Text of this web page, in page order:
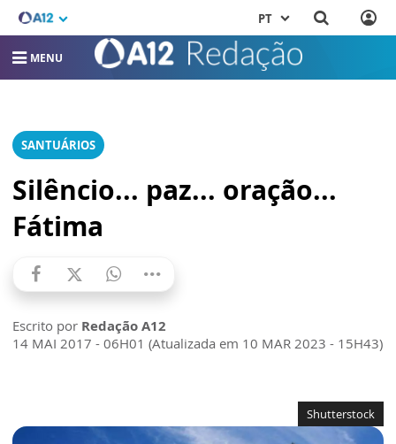
PT
MENU
SANTUÁRIOS
Silêncio... paz... oração...
Fátima
Escrito por Redação A12
14 MAI 2017 - 06H01 (Atualizada em 10 MAR 2023 - 15H43)
Shutterstock